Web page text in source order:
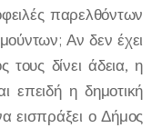
παρελθόντων
Αν δεν έχει
δίνει άδεια, η
επειδή η δημοτική
εισπράξει ο Δήμος